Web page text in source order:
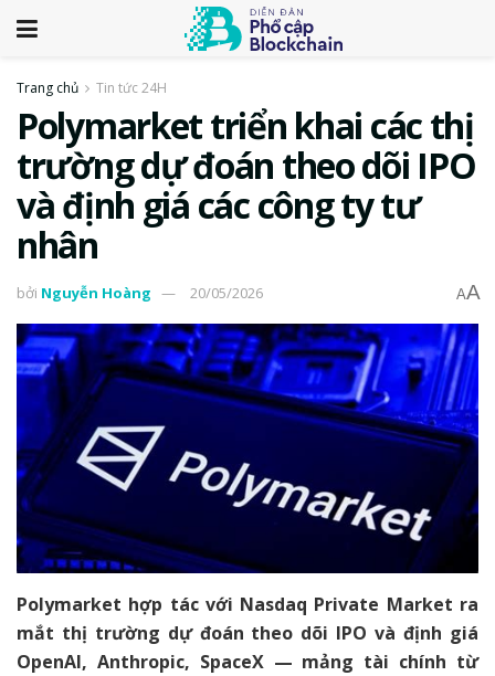
Trang chủ Tin tức 24H
Polymarket triển khai các thị
trường dự đoán theo dõi IPO
và định giá các công ty tư
nhân
bởi Nguyễn Hoàng 20/05/2026 AA
Polymarket hợp tác với Nasdaq Private Market ra
mắt thị trường dự đoán theo dõi IPO và định giá
OpenAI, Anthropic, SpaceX — mảng tài chính từ